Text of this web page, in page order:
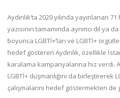
Aydınlık’ta 2020 yılında yayınlanan
yazısının tamamında ayrımcı dil ya
boyunca LGBTİ+’ları ve LGBTİ+
hedef gösteren Aydınlık, özellikle
karalama kampanyalarına hız verdi.
LGBTİ+ düşmanlığını da birleştirerek
çalışmalarını hedef göstermekten de